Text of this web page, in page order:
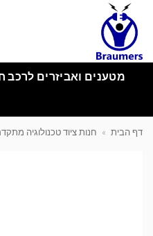
content
מטענים ואביזרים לרכב
דף הבית » חנות ציוד טכנולוגיה